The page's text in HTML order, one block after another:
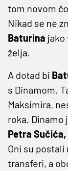
tom novom
Nikad se ne
Baturina jako
želja.
A dotad bi
s Dinamom.
Maksimira,
roka. Dinamo
Petra Sučića,
Oni su
transferi, a